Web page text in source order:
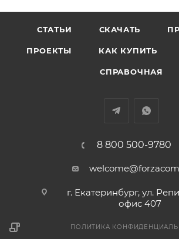
СТАТЬИ СКАЧАТЬ
ПРОЕКТЫ КАК КУПИТЬ
СПРАВОЧНАЯ
8 800 500-9780
г. Екатеринбург, ул.
офис 407
ПОЛИТИКА